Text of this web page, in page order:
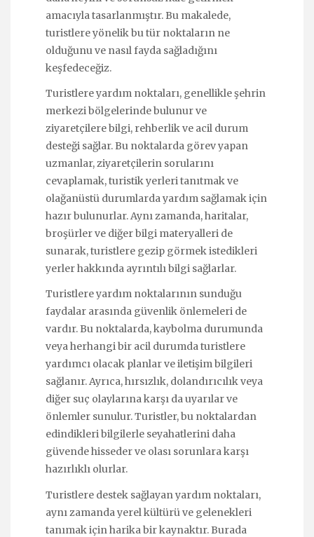
amacıyla tasarlanmıştır. Bu makalede,
turistlere yönelik bu tür noktaların ne
olduğunu ve nasıl fayda sağladığını
keşfedeceğiz.
Turistlere yardım noktaları, genellikle şehrin
merkezi bölgelerinde bulunur ve
ziyaretçilere bilgi, rehberlik ve acil durum
desteği sağlar. Bu noktalarda görev yapan
uzmanlar, ziyaretçilerin sorularını
cevaplamak, turistik yerleri tanıtmak ve
olağanüstü durumlarda yardım sağlamak için
hazır bulunurlar. Aynı zamanda, haritalar,
broşürler ve diğer bilgi materyalleri de
sunarak, turistlere gezip görmek istedikleri
yerler hakkında ayrıntılı bilgi sağlarlar.
Turistlere yardım noktalarının sunduğu
faydalar arasında güvenlik önlemeleri de
vardır. Bu noktalarda, kaybolma durumunda
veya herhangi bir acil durumda turistlere
yardımcı olacak planlar ve iletişim bilgileri
sağlanır. Ayrıca, hırsızlık, dolandırıcılık veya
diğer suç olaylarına karşı da uyarılar ve
önlemler sunulur. Turistler, bu noktalardan
edindikleri bilgilerle seyahatlerini daha
güvende hisseder ve olası sorunlara karşı
hazırlıklı olurlar.
Turistlere destek sağlayan yardım noktaları,
aynı zamanda yerel kültürü ve gelenekleri
tanımak için harika bir kaynaktır. Burada